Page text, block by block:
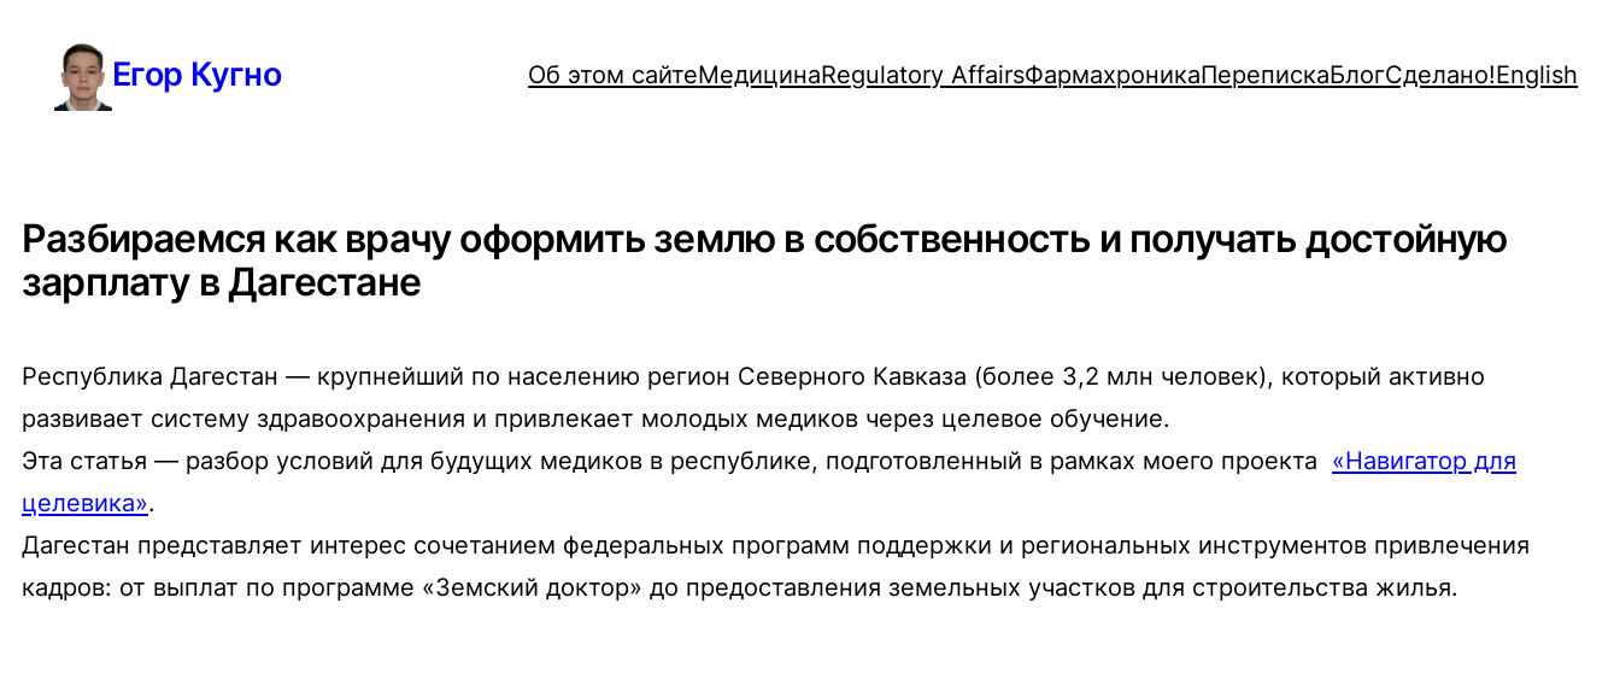
содержимому
Егор Кугно Об этом сайтеМедицинаRegulatory AffairsФармахроникаПерепискаБлогСделано!English
Разбираемся как врачу оформить землю в собственность и получать достойную
зарплату в Дагестане
Республика Дагестан — крупнейший по населению регион Северного Кавказа (более 3,2 млн человек), который активно
развивает систему здравоохранения и привлекает молодых медиков через целевое обучение.
Эта статья — разбор условий для будущих медиков в республике, подготовленный в рамках моего проекта «Навигатор для
целевика».
Дагестан представляет интерес сочетанием федеральных программ поддержки и региональных инструментов привлечения
кадров: от выплат по программе «Земский доктор» до предоставления земельных участков для строительства жилья.